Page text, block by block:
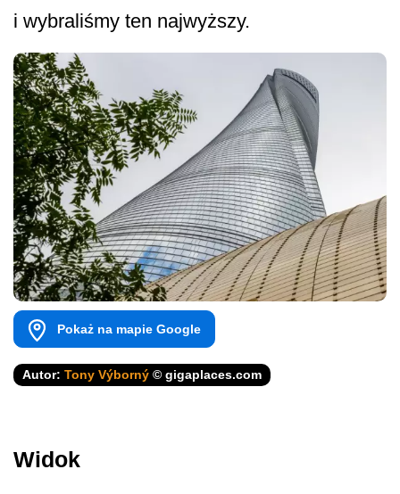
i wybraliśmy ten najwyższy.
Pokaż na mapie Google
Autor: Tony Výborný © gigaplaces.com
Widok